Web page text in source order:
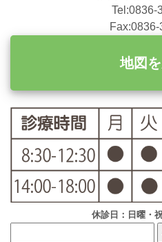
Tel:0836-
地図
休診日：日曜・